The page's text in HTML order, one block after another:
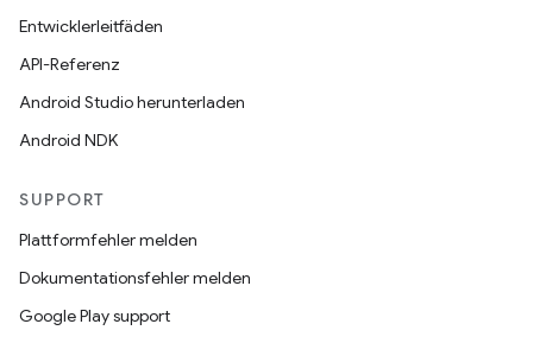
Entwicklerleitfäden
API-Referenz
Android Studio herunterladen
Android NDK
SUPPORT
Plattformfehler melden
Dokumentationsfehler melden
Google Play support